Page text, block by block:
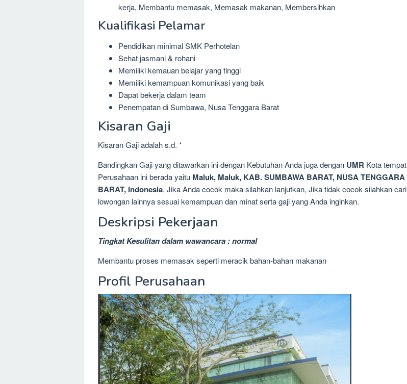
kerja, Membantu memasak, Memasak makanan, Membersihkan
Kualifikasi Pelamar
Pendidikan minimal SMK Perhotelan
Sehat jasmani & rohani
Memiliki kemauan belajar yang tinggi
Memiliki kemampuan komunikasi yang baik
Dapat bekerja dalam team
Penempatan di Sumbawa, Nusa Tenggara Barat
Kisaran Gaji
Kisaran Gaji adalah s.d. *
Bandingkan Gaji yang ditawarkan ini dengan Kebutuhan Anda juga dengan UMR Kota tempat
Perusahaan ini berada yaitu Maluk, Maluk, KAB. SUMBAWA BARAT, NUSA TENGGARA
BARAT, Indonesia, Jika Anda cocok maka silahkan lanjutkan, Jika tidak cocok silahkan cari
lowongan lainnya sesuai kemampuan dan minat serta gaji yang Anda inginkan.
Deskripsi Pekerjaan
Tingkat Kesulitan dalam wawancara : normal
Membantu proses memasak seperti meracik bahan-bahan makanan
Profil Perusahaan